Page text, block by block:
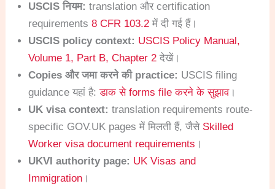
USCIS नियम: translation और certification
requirements8 CFR 103.2 में दी गई हैं।
USCIS policy context: USCIS Policy Manual,
Volume 1, Part B, Chapter 2 देखें।
Copies और जमा करने की practice: USCIS filing
guidance यहां है:डाक से forms file करने के सुझाव।
UK visa context: translation requirements route-
specific GOV.UK pages में मिलती हैं, जैसे Skilled
Worker visa document requirements ।
UKVI authority page: UK Visas and
Immigration ।